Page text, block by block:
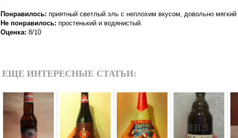
Понравилось: приятный светлый эль с неплохим вкусом, довольно мягкий
Не понравилось: простенький и водянистый.
Оценка: 8/10
ЕЩЕ ИНТЕРЕСНЫЕ СТАТЬИ: